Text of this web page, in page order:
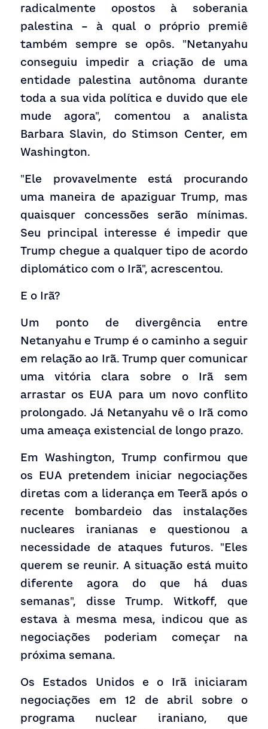
radicalmente opostos à soberania
palestina – à qual o próprio premiê
também sempre se opôs. "Netanyahu
conseguiu impedir a criação de uma
entidade palestina autônoma durante
toda a sua vida política e duvido que ele
mude agora", comentou a analista
Barbara Slavin, do Stimson Center, em
Washington.
"Ele provavelmente está procurando
uma maneira de apaziguar Trump, mas
quaisquer concessões serão mínimas.
Seu principal interesse é impedir que
Trump chegue a qualquer tipo de acordo
diplomático com o Irã", acrescentou.
E o Irã?
Um ponto de divergência entre
Netanyahu e Trump é o caminho a seguir
em relação ao Irã. Trump quer comunicar
uma vitória clara sobre o Irã sem
arrastar os EUA para um novo conflito
prolongado. Já Netanyahu vê o Irã como
uma ameaça existencial de longo prazo.
Em Washington, Trump confirmou que
os EUA pretendem iniciar negociações
diretas com a liderança em Teerã após o
recente bombardeio das instalações
nucleares iranianas e questionou a
necessidade de ataques futuros. "Eles
querem se reunir. A situação está muito
diferente agora do que há duas
semanas", disse Trump. Witkoff, que
estava à mesma mesa, indicou que as
negociações poderiam começar na
próxima semana.
Os Estados Unidos e o Irã iniciaram
negociações em 12 de abril sobre o
programa nuclear iraniano, que